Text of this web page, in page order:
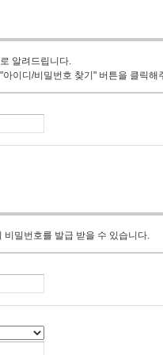
알려드립니다.
이디/비밀번호 찾기" 버튼을 클릭해
비밀번호를 발급 받을 수 있습니다.